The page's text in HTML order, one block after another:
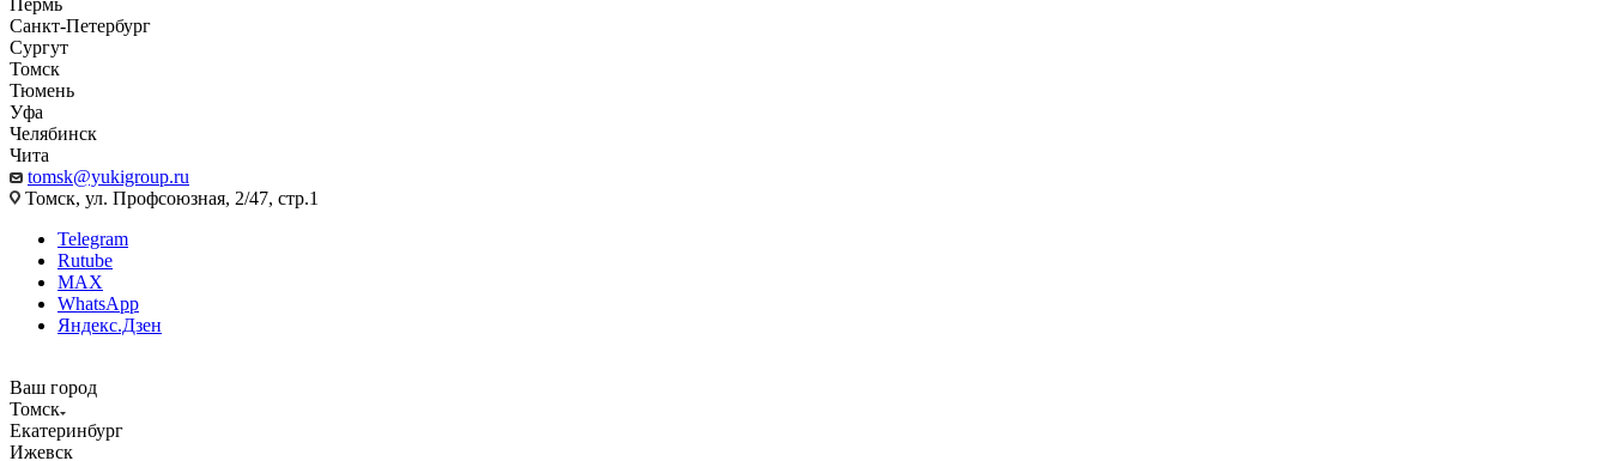
Пермь
Санкт-Петербург
Сургут
Томск
Тюмень
Уфа
Челябинск
Чита
tomsk@yukigroup.ru
Томск, ул. Профсоюзная, 2/47, стр.1
Telegram
Rutube
MAX
WhatsApp
Яндекс.Дзен
Ваш город
Томск
Екатеринбург
Ижевск